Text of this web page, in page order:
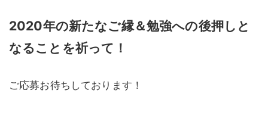
2020年の新たなご縁＆勉強への後押しと
なることを祈って！
ご応募お待ちしております！